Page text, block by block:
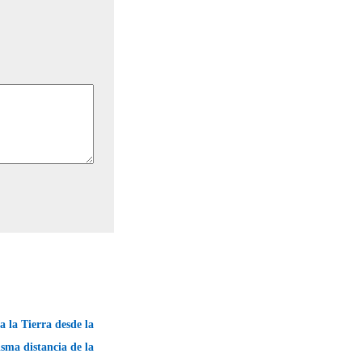
la Tierra desde la
distancia de la